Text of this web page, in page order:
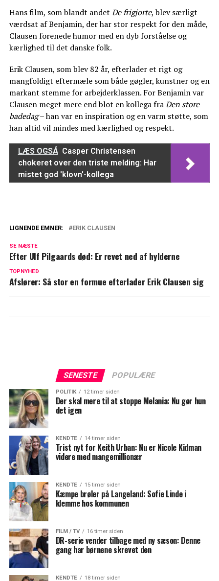
Hans film, som blandt andet De frigjorte, blev særligt
værdsat af Benjamin, der har stor respekt for den måde,
Clausen forenede humor med en dyb forståelse og
kærlighed til det danske folk.
Erik Clausen, som blev 82 år, efterlader et rigt og
mangfoldigt eftermæle som både gøgler, kunstner og en
markant stemme for arbejderklassen. For Benjamin var
Clausen meget mere end blot en kollega fraDen store
badedag– han var en inspiration og en varm støtte, som
han altid vil mindes med kærlighed og respekt.
LÆS OGSÅ Casper Christensen
chokeret over den triste melding: Har
mistet god 'klovn'-kollega
for mere end bare film og underholdning
vil tage mig lang tid at erkende, at han
ikke lige er rundt om hjørnet"
LIGNENDE EMNER: ERIK CLAUSEN
SE NÆSTE
Efter Ulf Pilgaards død: Er revet ned af hylderne
TOPNYHED
Afslører: Så stor en formue efterlader Erik Clausen sig
SENESTE POPULÆRE
POLITIK 12 timer siden
Der skal mere til at stoppe Melania: Nu gør hun
det igen
KENDTE 14 timer siden
Trist nyt for Keith Urban: Nu er Nicole Kidman
videre med mangemillionær
KENDTE 15 timer siden
Kæmpe brøler på Langeland: Sofie Linde i
klemme hos kommunen
FILM / TV 16 timer siden
DR-serie vender tilbage med ny sæson: Denne
gang har børnene skrevet den
KENDTE 18 timer siden